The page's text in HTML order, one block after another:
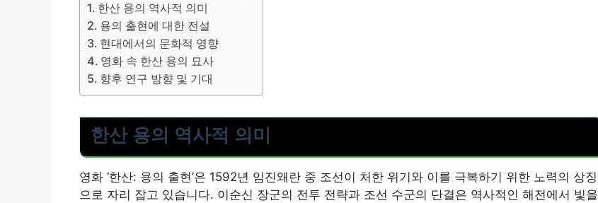
한산 용의 역사적 의미
용의 출현에 대한 전설
현대에서의 문화적 영향
영화 속 한산 용의 묘사
향후 연구 방향 및 기대
한산 용의 역사적 의미
영화 ‘한산: 용의 출현’은 1592년 임진왜란 중 조선이 처한 위기와 이를 극복하기 위한 노력의 상징
으로 자리 잡고 있습니다. 이순신 장군의 전투 전략과 조선 수군의 단결은 역사적인 해전에서 빛을